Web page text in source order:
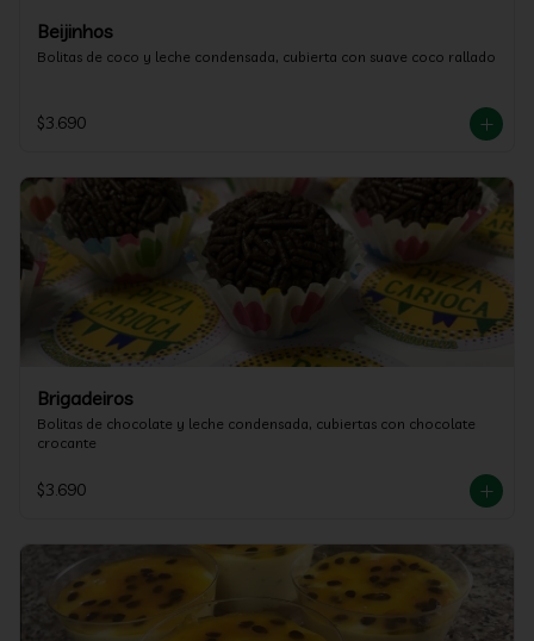
Beijinhos
Bolitas de coco y leche condensada, cubierta con suave coco rallado
$3.690
Brigadeiros
Bolitas de chocolate y leche condensada, cubiertas con chocolate
crocante
$3.690